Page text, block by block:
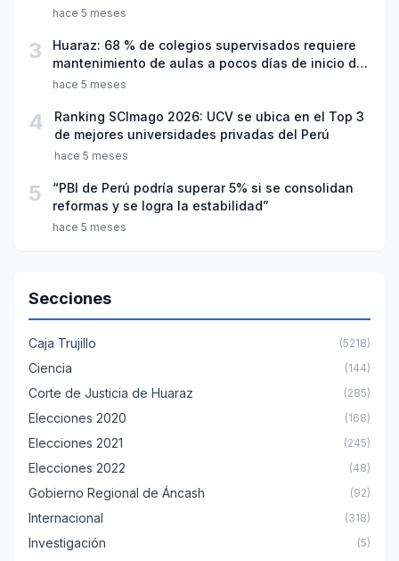
hace 5 meses
3
Huaraz: 68 % de colegios supervisados requiere
mantenimiento de aulas a pocos días de inicio del
año escolar 2026
hace 5 meses
4
Ranking SCImago 2026: UCV se ubica en el Top 3
de mejores universidades privadas del Perú
hace 5 meses
5
“PBI de Perú podría superar 5% si se consolidan
reformas y se logra la estabilidad”
hace 5 meses
Secciones
Caja Trujillo (5218)
Ciencia (144)
Corte de Justicia de Huaraz (285)
Elecciones 2020 (168)
Elecciones 2021 (245)
Elecciones 2022 (48)
Gobierno Regional de Áncash (92)
Internacional (318)
Investigación (5)